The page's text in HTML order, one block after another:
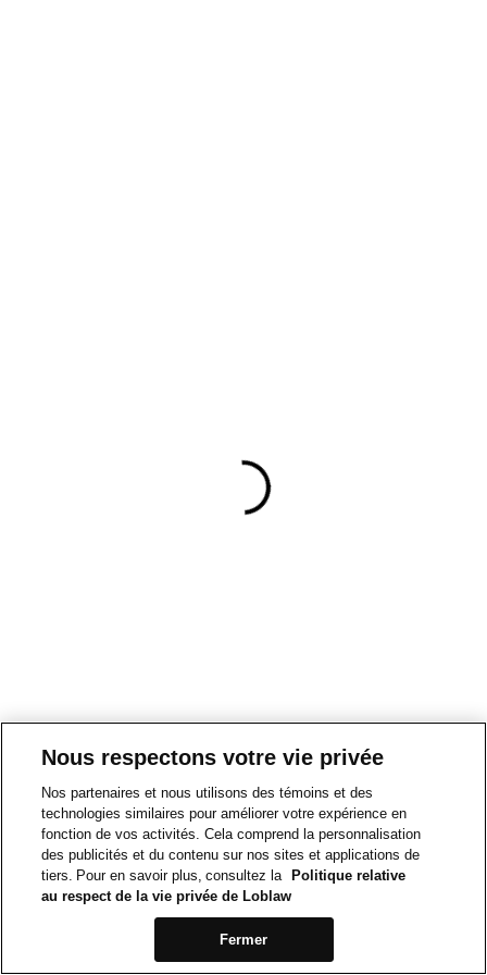
Nous respectons votre vie privée
Nos partenaires et nous utilisons des témoins et des
technologies similaires pour améliorer votre expérience en
fonction de vos activités. Cela comprend la personnalisation
des publicités et du contenu sur nos sites et applications de
tiers. Pour en savoir plus, consultez la
Politique relative
au respect de la vie privée de Loblaw
Fermer